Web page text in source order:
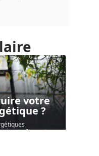
votre
?
vivants. Ils sont…